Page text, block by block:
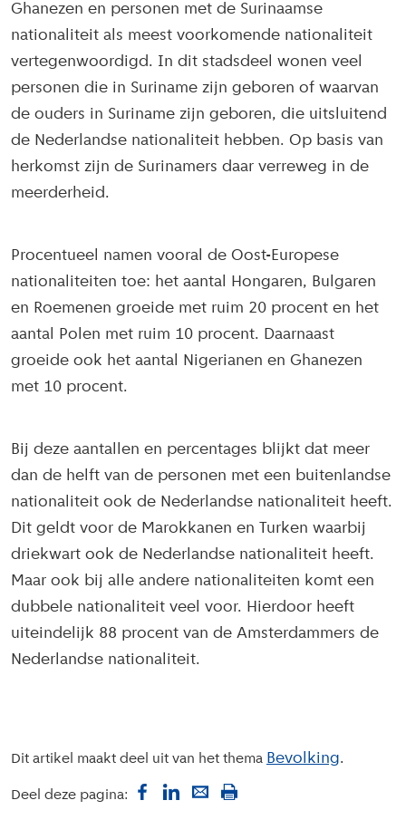
Ghanezen en personen met de Surinaamse
nationaliteit als meest voorkomende nationaliteit
vertegenwoordigd. In dit stadsdeel wonen veel
personen die in Suriname zijn geboren of waarvan
de ouders in Suriname zijn geboren, die uitsluitend
de Nederlandse nationaliteit hebben. Op basis van
herkomst zijn de Surinamers daar verreweg in de
meerderheid.
Procentueel namen vooral de Oost-Europese
nationaliteiten toe: het aantal Hongaren, Bulgaren
en Roemenen groeide met ruim 20 procent en het
aantal Polen met ruim 10 procent. Daarnaast
groeide ook het aantal Nigerianen en Ghanezen
met 10 procent.
Bij deze aantallen en percentages blijkt dat meer
dan de helft van de personen met een buitenlandse
nationaliteit ook de Nederlandse nationaliteit heeft.
Dit geldt voor de Marokkanen en Turken waarbij
driekwart ook de Nederlandse nationaliteit heeft.
Maar ook bij alle andere nationaliteiten komt een
dubbele nationaliteit veel voor. Hierdoor heeft
uiteindelijk 88 procent van de Amsterdammers de
Nederlandse nationaliteit.
Dit artikel maakt deel uit van het thema Bevolking
Deel deze pagina: